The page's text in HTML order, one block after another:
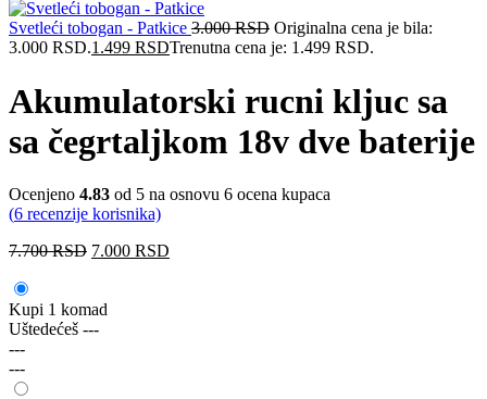
Svetleći tobogan - Patkice 3.000RSD Originalna cena je bila:
3.000 RSD.1.499 RSDTrenutna cena je: 1.499 RSD.
Akumulatorski rucni kljuc sa
sa čegrtaljkom 18v dve baterije
Ocenjeno 4.83 od 5 na osnovu 6 ocena kupaca
(6 recenzije korisnika)
7.700RSD 7.000 RSD
Kupi 1 komad
Uštedećeš ---
---
---